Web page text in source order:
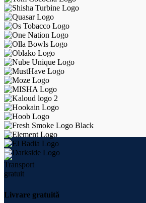
Livrare gratuită